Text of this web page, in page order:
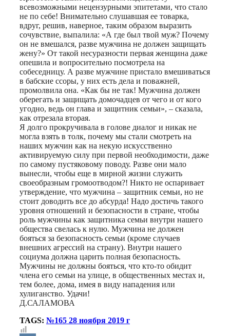
всевозможными нецензурными эпитетами, что стало
не по себе! Внимательно слушавшая ее товарка,
вдруг, решив, наверное, таким образом выразить
сочувствие, выпалила: «А где был твой муж? Почему
он не вмешался, разве мужчина не должен защищать
жену?» От такой несуразности первая женщина даже
опешила и вопросительно посмотрела на
собеседницу. А разве мужчине пристало вмешиваться
в бабские ссоры, у них есть дела и поважней,
промолвила она. «Как бы не так! Мужчина должен
оберегать и защищать домочадцев от чего и от кого
угодно, ведь он глава и защитник семьи», – сказала,
как отрезала вторая.
Я долго прокручивала в голове диалог и никак не
могла взять в толк, почему мы стали смотреть на
наших мужчин как на некую искусственно
активируемую силу при первой необходимости, даже
по самому пустяковому поводу. Разве они мало
вынесли, чтобы еще в мирной жизни служить
своеобразным громоотводом?! Никто не оспаривает
утверждение, что мужчина – защитник семьи, но не
стоит доводить все до абсурда! Надо достичь такого
уровня отношений и безопасности в стране, чтобы
роль мужчины как защитника семьи внутри нашего
общества свелась к нулю. Мужчина не должен
бояться за безопасность семьи (кроме случаев
внешних агрессий на страну). Внутри нашего
социума должна царить полная безопасность.
Мужчины не должны бояться, что кто-то обидит
члена его семьи на улице, в общественных местах и,
тем более, дома, имея в виду нападения или
хулиганство. Удачи!
Д.САЛАМОВА
TAGS: №165 28 ноября 2019 г